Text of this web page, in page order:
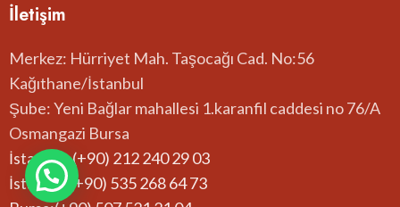
İletişim
Merkez: Hürriyet Mah. Taşocağı Cad. No:56
Kağıthane/İstanbul
Şube: Yeni Bağlar mahallesi 1.karanfil caddesi no 76/A
Osmangazi Bursa
İstanbul: (+90) 212 240 29 03
İstanbul:(+90) 535 268 64 73